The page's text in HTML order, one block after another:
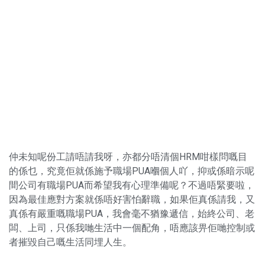
仲未知呢份工請唔請我呀，亦都分唔清個HRM咁樣問嘅目
的係乜，究竟佢就係施予職場PUA嗰個人吖，抑或係暗示呢
間公司有職場PUA而希望我有心理準備呢？不過唔緊要啦，
因為最佳應對方案就係唔好害怕辭職，如果佢真係請我，又
真係有嚴重嘅職場PUA，我會毫不猶豫遞信，始終公司、老
闆、上司，只係我哋生活中一個配角，唔應該畀佢哋控制或
者摧毀自己嘅生活同埋人生。